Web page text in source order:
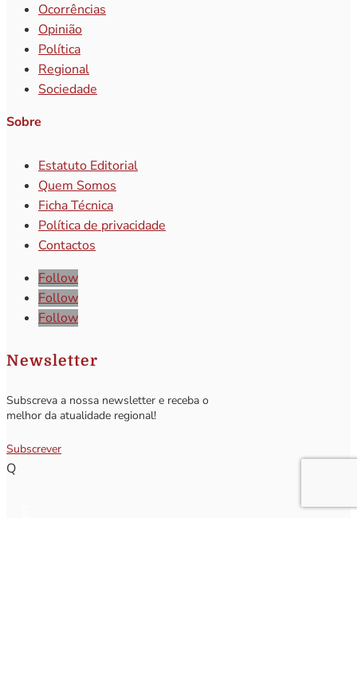
Ocorrências
Opinião
Política
Regional
Sociedade
Sobre
Estatuto Editorial
Quem Somos
Ficha Técnica
Política de privacidade
Contactos
Follow
Follow
Follow
Newsletter
Subscreva a nossa newsletter e receba o
melhor da atualidade regional!
Subscrever
Q